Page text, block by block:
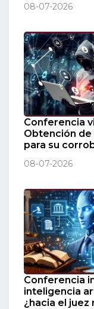
08-07-2026
Conferencia
Obtención
para su
08-07-2026
Conferencia
inteligencia
¿hacia el juez